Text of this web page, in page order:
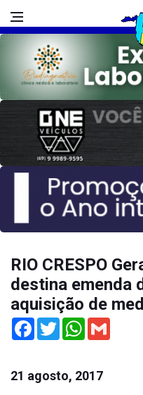
RIO CRESPO
destina emenda
aquisição de
Facebook
TwitterWhatsApp
21 agosto, 2017